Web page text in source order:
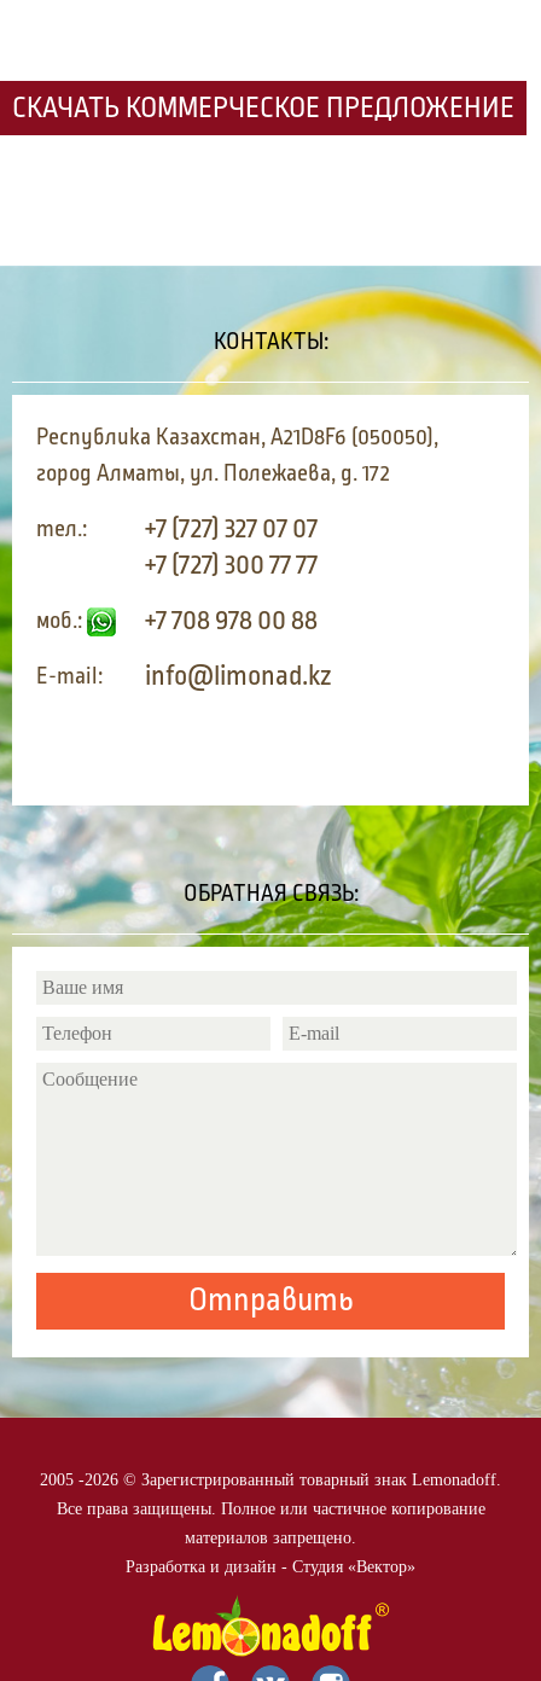
СКАЧАТЬ КОММЕРЧЕСКОЕ ПРЕДЛОЖЕНИЕ
КОНТАКТЫ:
Республика Казахстан, A21D8F6 (050050),
город Алматы, ул. Полежаева, д. 172
тел.:
+7 (727) 327 07 07
+7 (727) 300 77 77
моб.: +7 708 978 00 88
E-mail: info@limonad.kz
ОБРАТНАЯ СВЯЗЬ:
2005 -2026 © Зарегистрированный товарный знак Lemonadoff.
Все права защищены. Полное или частичное копирование
материалов запрещено.
Разработка и дизайн - Студия «Вектор»